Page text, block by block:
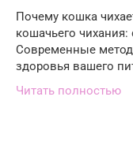
Почему кошка
кошачьего
Современные
здоровья вашего
Читать полностью